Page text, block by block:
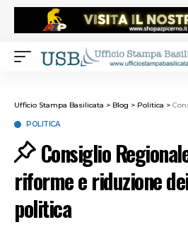
Ufficio Stampa Basilicata > Blog > Politica >
POLITICA
Consiglio
riforme e riduzione
politica